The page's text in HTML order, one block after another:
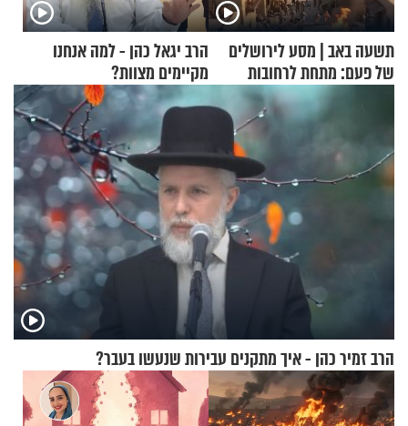
תשעה באב | מסע לירושלים
של פעם: מתחת לרחובות
הרב יגאל כהן - למה אנחנו
מקיימים מצוות?
הרב זמיר כהן - איך מתקנים עבירות שנעשו בעבר?